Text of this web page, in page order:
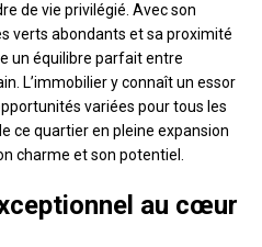
de vie privilégié. Avec son
verts abondants et sa proximité
un équilibre parfait entre
L’immobilier y connaît un essor
variées pour tous les
ce quartier en pleine expansion
charme et son potentiel.
au cœur